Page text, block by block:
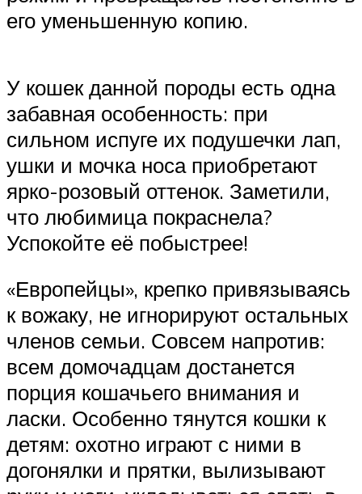
его уменьшенную копию.
У кошек данной породы есть одна
забавная особенность: при
сильном испуге их подушечки лап,
ушки и мочка носа приобретают
ярко-розовый оттенок. Заметили,
что любимица покраснела?
Успокойте её побыстрее!
«Европейцы», крепко привязываясь
к вожаку, не игнорируют остальных
членов семьи. Совсем напротив:
всем домочадцам достанется
порция кошачьего внимания и
ласки. Особенно тянутся кошки к
детям: охотно играют с ними в
догонялки и прятки, вылизывают